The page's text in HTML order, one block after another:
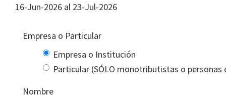
16-Jun-2026 al 23-Jul-2026
Empresa o Particular
Empresa o Institución
Particular (SÓLO monotributistas o
Nombre